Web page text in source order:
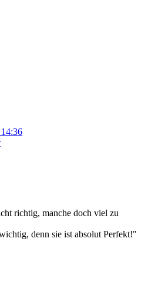
richtig, manche doch viel zu
denn sie ist absolut Perfekt!"